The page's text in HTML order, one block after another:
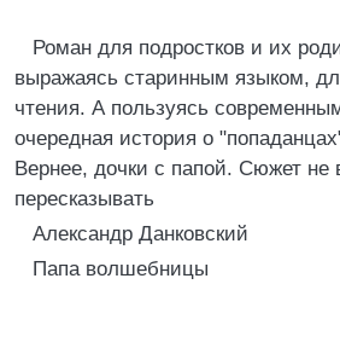
Роман для подростков и их
выражаясь старинным языком,
чтения. А пользуясь
очередная история о
Вернее, дочки с папой. Сюжет
пересказывать
Александр Данковский
Папа волшебницы